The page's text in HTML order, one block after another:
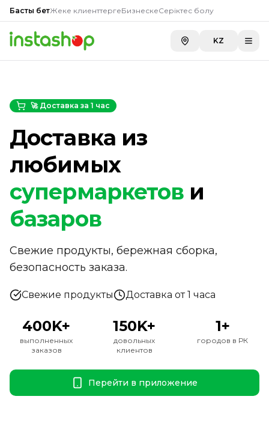
Басты бетЖеке клиенттергеБизнескеСеріктес болу
KZ
🚀 Доставка за 1 час
Доставка из
любимых
супермаркетов и
базаров
Свежие продукты, бережная сборка,
безопасность заказа.
Свежие продукты Доставка от 1 часа
400K+
выполненных
заказов
150K+
довольных
клиентов
1+
городов в РК
Перейти в приложение